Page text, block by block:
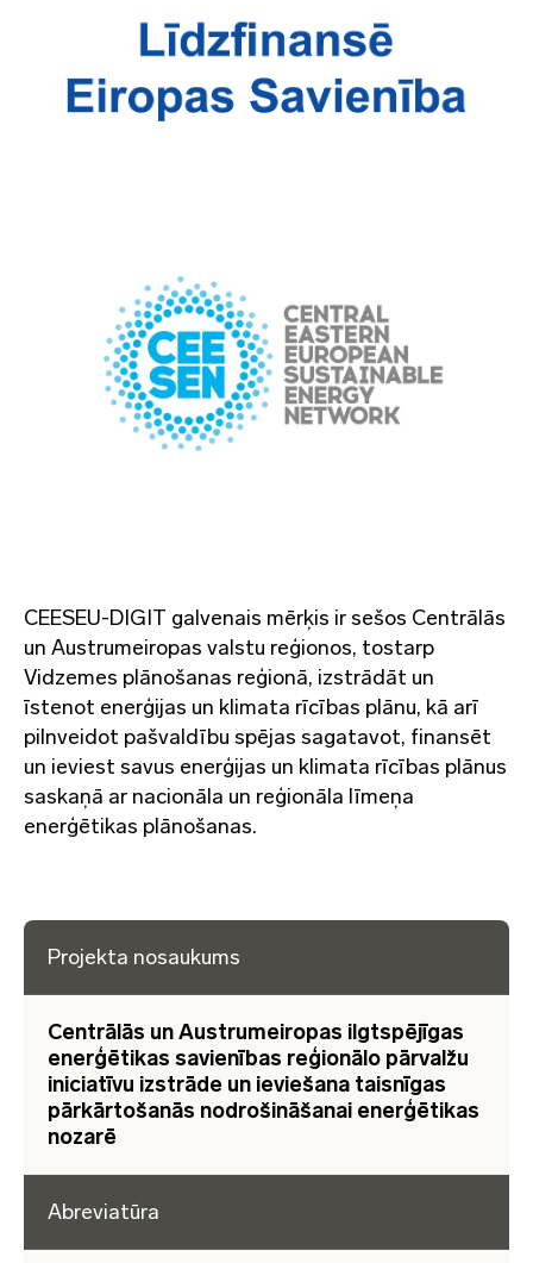
CEESEU-DIGIT galvenais mērķis ir sešos Centrālās
un Austrumeiropas valstu reģionos, tostarp
Vidzemes plānošanas reģionā, izstrādāt un
īstenot enerģijas un klimata rīcības plānu, kā arī
pilnveidot pašvaldību spējas sagatavot, finansēt
un ieviest savus enerģijas un klimata rīcības plānus
saskaņā ar nacionāla un reģionāla līmeņa
enerģētikas plānošanas.
Projekta nosaukums
Centrālās un Austrumeiropas ilgtspējīgas
enerģētikas savienības reģionālo pārvalžu
iniciatīvu izstrāde un ieviešana taisnīgas
pārkārtošanās nodrošināšanai enerģētikas
nozarē
Abreviatūra